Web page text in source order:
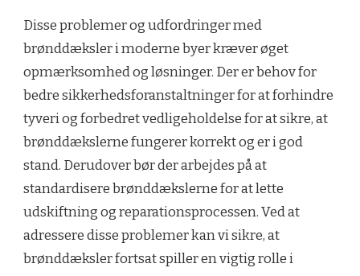
Disse problemer og udfordringer med
brønddæksler i moderne byer kræver øget
opmærksomhed og løsninger. Der er behov for
bedre sikkerhedsforanstaltninger for at forhindre
tyveri og forbedret vedligeholdelse for at sikre, at
brønddækslerne fungerer korrekt og er i god
stand. Derudover bør der arbejdes på at
standardisere brønddækslerne for at lette
udskiftning og reparationsprocessen. Ved at
adressere disse problemer kan vi sikre, at
brønddæksler fortsat spiller en vigtig rolle i